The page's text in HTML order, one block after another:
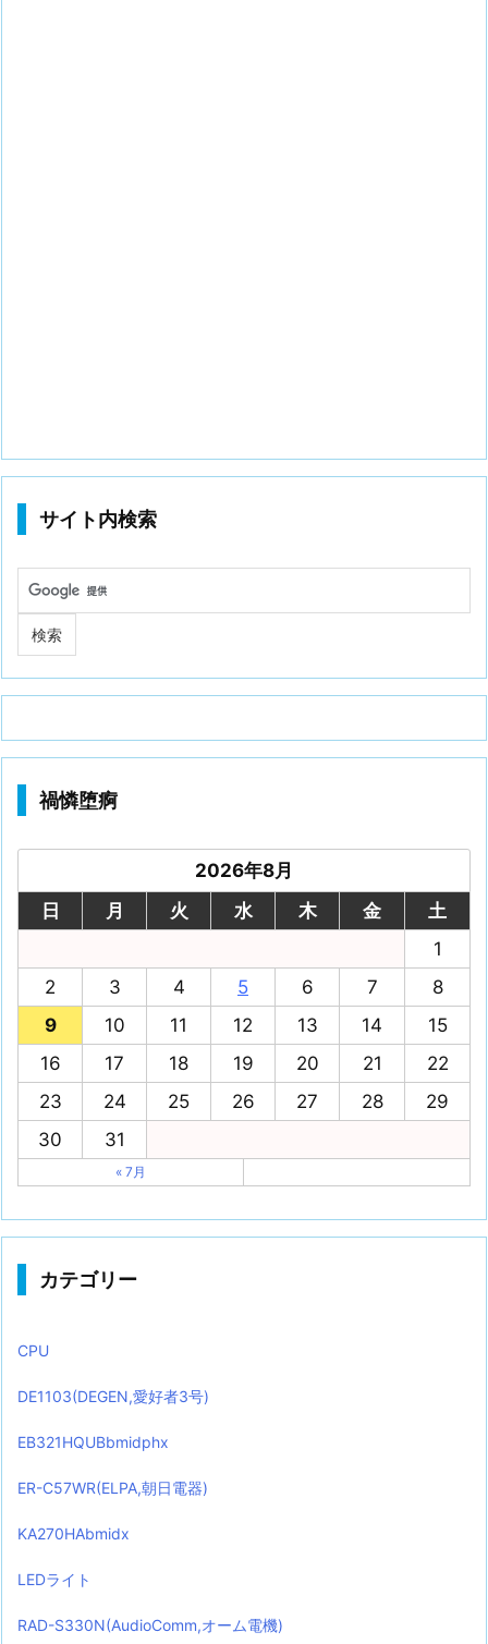
サイト内検索
禍憐堕痾
2026年8月
日
月 火 水 木 金
土
1
2
3 4 5 6 7
8
9
10 11 12 13 14
15
16
17 18 19 20 21
22
23
24 25 26 27 28
29
30
31
« 7月
カテゴリー
CPU
DE1103(DEGEN,愛好者3号)
EB321HQUBbmidphx
ER-C57WR(ELPA,朝日電器)
KA270HAbmidx
LEDライト
RAD-S330N(AudioComm,オーム電機)